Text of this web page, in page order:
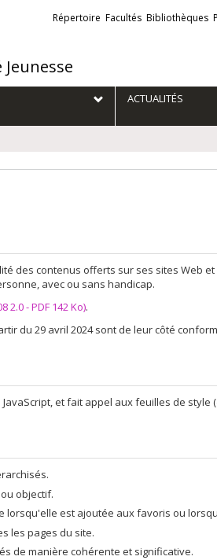
Liens
externes
Répertoire Facultés Bibliothèques
ACTUALITÉS
des contenus offerts sur ses sites Web
avec ou sans handicap.
- PDF 142 Ko).
du 29 avril 2024 sont de leur côté
et fait appel aux feuilles de
objectif.
est ajoutée aux favoris ou
les pages du site.
de manière cohérente et significative.